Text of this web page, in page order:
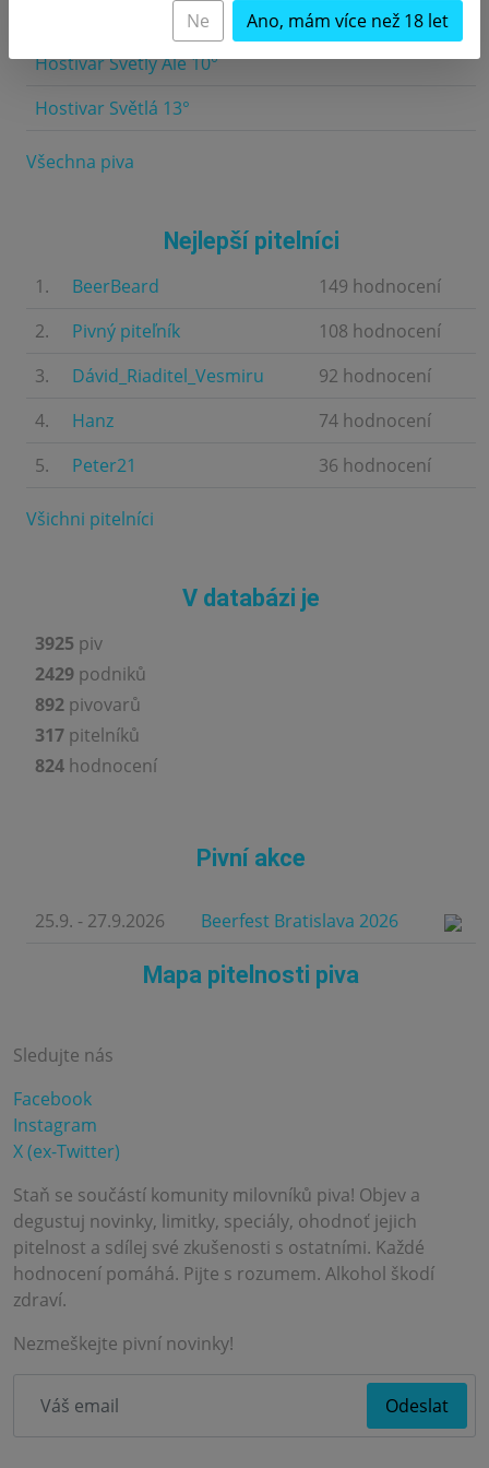
Vyladěný Buchťák 12° 4.5
Hostivar Světlý Ale 10° 4.5
Hostivar Světlá 13°
Všechna piva
Nejlepší pitelníci
1. BeerBeard
149 hodnocení
2.
Pivný piteľník
108 hodnocení
3.
Dávid_Riaditel_Vesmiru
92 hodnocení
4.
Hanz
74 hodnocení
5.
Peter21 36 hodnocení
Všichni pitelníci
V databázi je
3925 piv
2429 podniků
892 pivovarů
317 pitelníků
824 hodnocení
Pivní akce
25.9. - 27.9.2026 Beerfest Bratislava 2026
Mapa pitelnosti piva
Sledujte nás
Facebook
Instagram
X (ex-Twitter)
Staň se součástí komunity milovníků piva! Objev a
degustuj novinky, limitky, speciály, ohodnoť jejich
pitelnost a sdílej své zkušenosti s ostatními. Každé
hodnocení pomáhá. Pijte s rozumem. Alkohol škodí
zdraví.
Nezmeškejte pivní novinky!
Ne Ano, mám více než 18 let